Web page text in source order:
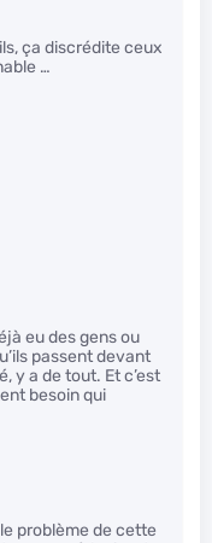
ça discrédite ceux
…
eu des gens ou
passent devant
y a de tout. Et c’est
besoin qui
problème de cette